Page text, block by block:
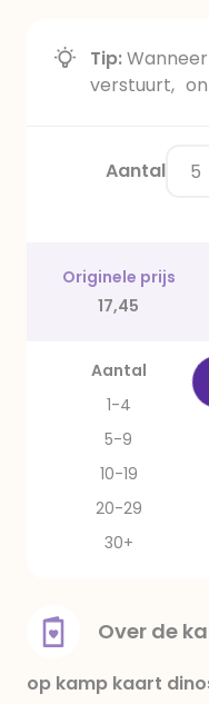
Tip:
verstuurt,
Aantal
Originele prijs
17,45
Aantal
1-4
5-9
10-19
20-29
30+
Over de
op kamp kaart